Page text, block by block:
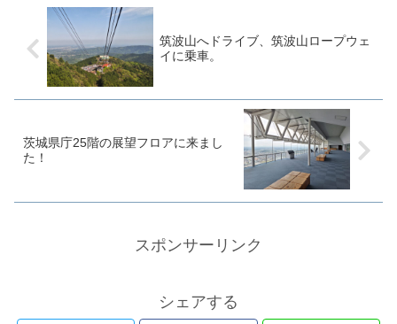
筑波山へドライブ、筑波山ロープウェ
イに乗車。
茨城県庁25階の展望フロアに来まし
た！
スポンサーリンク
シェアする